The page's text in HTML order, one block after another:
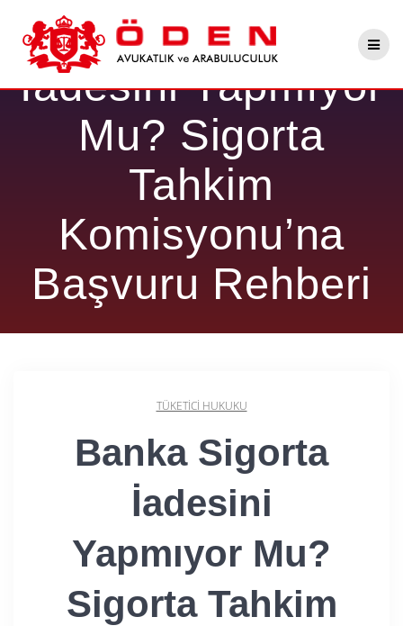
to
content
Banka Sigorta
İadesini Yapmıyor
Mu? Sigorta
Tahkim
Komisyonu’na
Başvuru Rehberi
TÜKETICI HUKUKU
Banka Sigorta
İadesini
Yapmıyor Mu?
Sigorta Tahkim